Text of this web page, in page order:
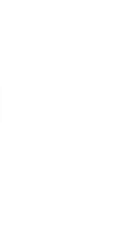
株式会社
では珍しい「海外ブ
」「コストパフォー